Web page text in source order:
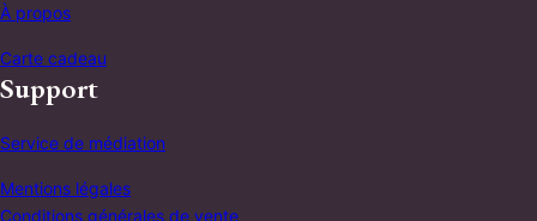
À propos
Carte cadeau
Support
Service de médiation
Mentions légales
Conditions générales de vente